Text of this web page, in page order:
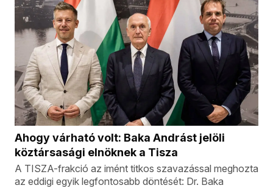
Ahogy várható volt: Baka Andrást jelöli
köztársasági elnöknek a Tisza
A TISZA-frakció az imént titkos szavazással meghozta
az eddigi egyik legfontosabb döntését: Dr. Baka